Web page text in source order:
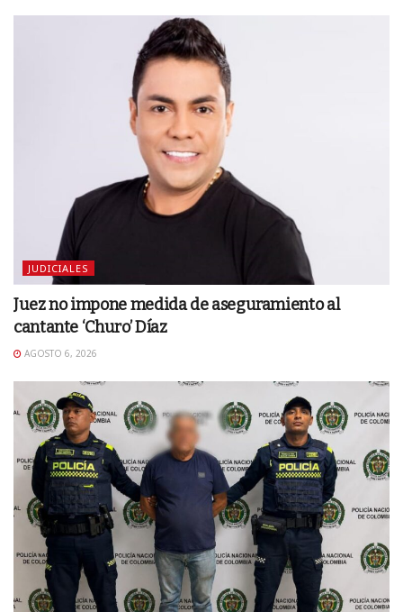
JUDICIALES
Juez no impone medida de aseguramiento al
cantante ‘Churo’ Díaz
AGOSTO 6, 2026